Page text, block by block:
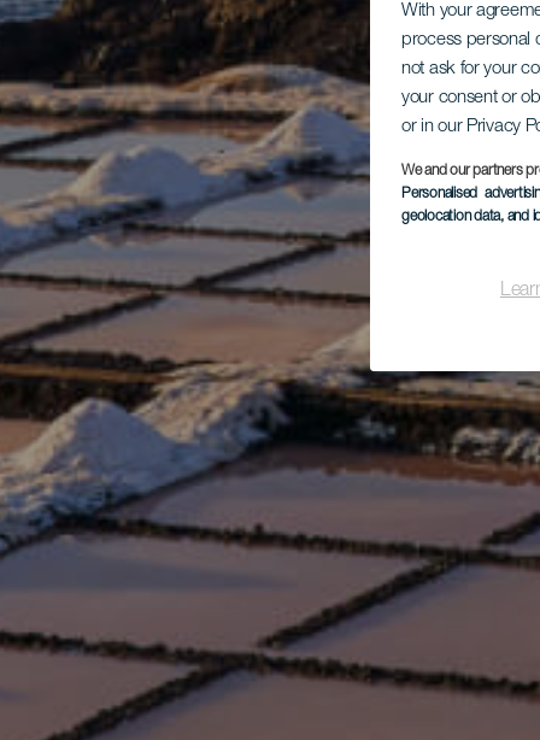
With your
process personal
not ask for your
your consent or
or in our Privacy
We and our partners
Personalised
geolocation data, and